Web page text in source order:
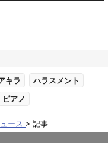
キラ ハラスメント
ピアノ
ース 記事